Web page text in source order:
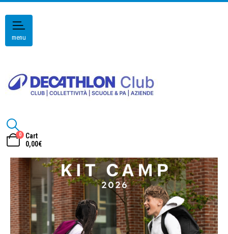
menu
0
Cart
0,00€